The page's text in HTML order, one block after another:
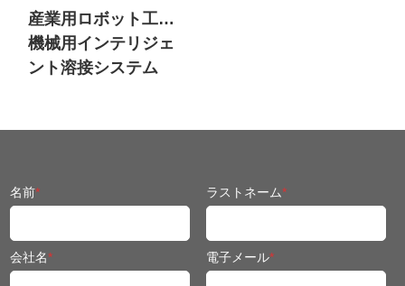
産業用ロボット工学
機械用インテリジェ
ント溶接システム
名前* ラストネーム*
会社名* 電子メール*